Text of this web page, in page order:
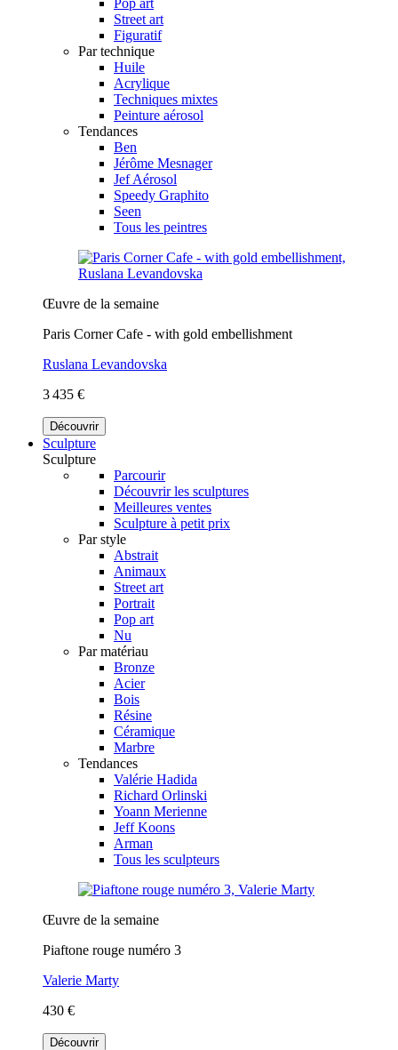
Street art
Figuratif
Par technique
Huile
Acrylique
Techniques mixtes
Peinture aérosol
Tendances
Ben
Jérôme Mesnager
Jef Aérosol
Speedy Graphito
Seen
Tous les peintres
Œuvre de la semaine
Paris Corner Cafe - with gold embellishment
Ruslana Levandovska
3 435 €
Découvrir
Sculpture
Sculpture
Parcourir
Découvrir les sculptures
Meilleures ventes
Sculpture à petit prix
Par style
Abstrait
Animaux
Street art
Portrait
Pop art
Nu
Par matériau
Bronze
Acier
Bois
Résine
Céramique
Marbre
Tendances
Valérie Hadida
Richard Orlinski
Yoann Merienne
Jeff Koons
Arman
Tous les sculpteurs
Œuvre de la semaine
Piaftone rouge numéro 3
Valerie Marty
430 €
Découvrir